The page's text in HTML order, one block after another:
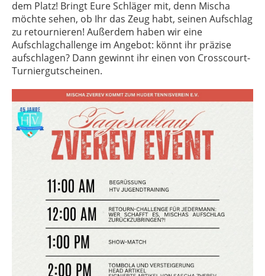
dem Platz! Bringt Eure Schläger mit, denn Mischa
möchte sehen, ob Ihr das Zeug habt, seinen Aufschlag
zu retournieren! Außerdem haben wir eine
Aufschlagchallenge im Angebot: könnt ihr präzise
aufschlagen? Dann gewinnt ihr einen von Crosscourt-
Turniergutscheinen.